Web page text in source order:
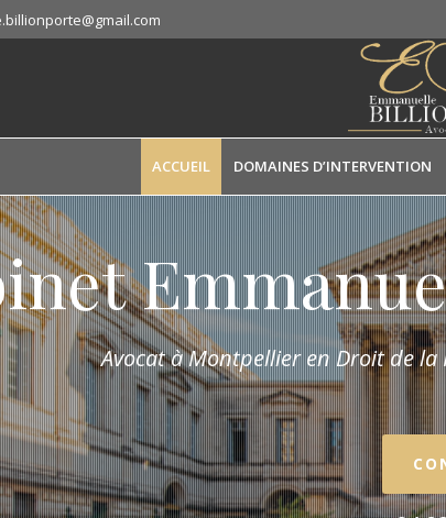
ACCUEIL DOMAINES D’INTERVENTION
Avocat à Montpellier en Droit de la